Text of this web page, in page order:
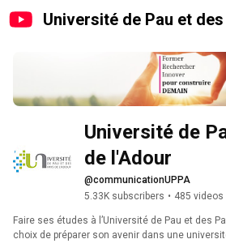
Université de Pau et
Université de
de l'Adour
@communicationUPPA
5.33K subscribers • 485 videos
Faire ses études à l’Université de Pau et des
choix de préparer son avenir dans une